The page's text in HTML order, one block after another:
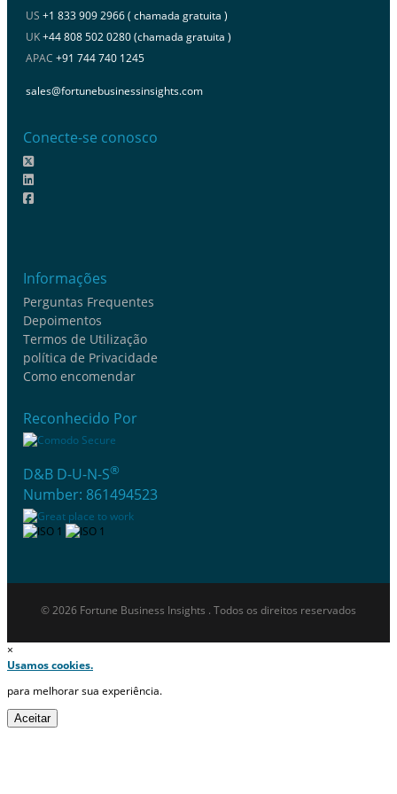
US +1 833 909 2966 ( chamada gratuita )
UK+44 808 502 0280 (chamada gratuita )
APAC +91 744 740 1245
sales@fortunebusinessinsights.com
Conecte-se conosco
Informações
Perguntas Frequentes
Depoimentos
Termos de Utilização
política de Privacidade
Como encomendar
Reconhecido Por
D&B D-U-N-S®
Number: 861494523
© 2026 Fortune Business Insights . Todos os direitos reservados
×
Usamos cookies.
para melhorar sua experiência.
Aceitar